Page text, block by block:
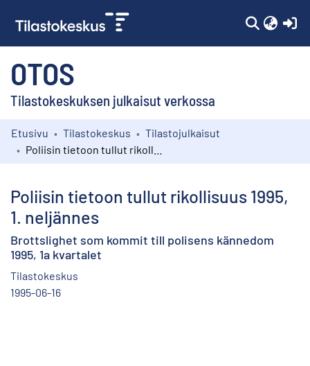
OTOS
Tilastokeskuksen julkaisut verkossa
Kokoelmat
Etusivu Tilastokeskus
Tilastojulkaisut
Poliisin tietoon tullut rikollisuus 1995,
1. neljännes
Brottslighet som kommit till polisens kännedom
1995, 1a kvartalet
Tilastokeskus
1995-06-16